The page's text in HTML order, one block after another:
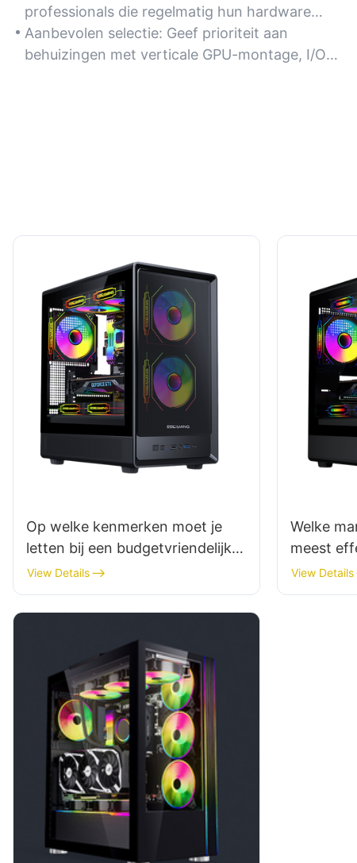
geoptimaliseerd kabelbeheer om fysieke
belasting tijdens montage en onderhoud te
verminderen. Zoek naar modulaire lay-outs die
professionals die regelmatig hun hardware
moeten upgraden of hun pc langdurig moeten
gebruiken.
Aanbevolen selectie: Geef prioriteit aan
behuizingen met verticale GPU-montage, I/O-
Op welke kenmerken moet je
letten bij een budgetvriendelijke
gaming-pc-behuizing?
View Details
Welke
meest
van
View Details